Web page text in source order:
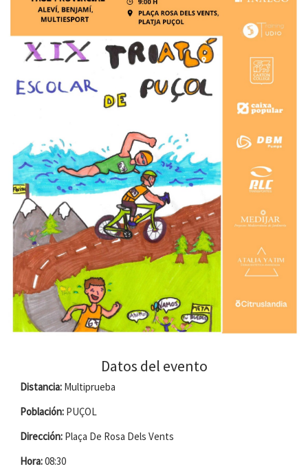
Datos del evento
Distancia: Multiprueba
Población: PUÇOL
Dirección: Plaça De Rosa Dels Vents
Hora:08:30